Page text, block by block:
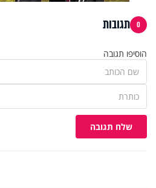
0 תגובות
הוסיפו תגובה
שלח תגובה